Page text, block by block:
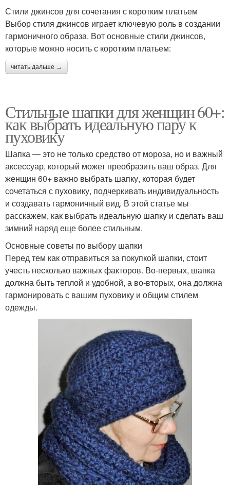
Стили джинсов для сочетания с коротким платьем
Выбор стиля джинсов играет ключевую роль в создании
гармоничного образа. Вот основные стили джинсов,
которые можно носить с коротким платьем:
читать дальше →
Стильные шапки для женщин 60+:
как выбрать идеальную пару к
пуховику
Шапка — это не только средство от мороза, но и важный
аксессуар, который может преобразить ваш образ. Для
женщин 60+ важно выбрать шапку, которая будет
сочетаться с пуховику, подчеркивать индивидуальность
и создавать гармоничный вид. В этой статье мы
расскажем, как выбрать идеальную шапку и сделать ваш
зимний наряд еще более стильным.
Основные советы по выбору шапки
Перед тем как отправиться за покупкой шапки, стоит
учесть несколько важных факторов. Во-первых, шапка
должна быть теплой и удобной, а во-вторых, она должна
гармонировать с вашим пуховику и общим стилем
одежды.